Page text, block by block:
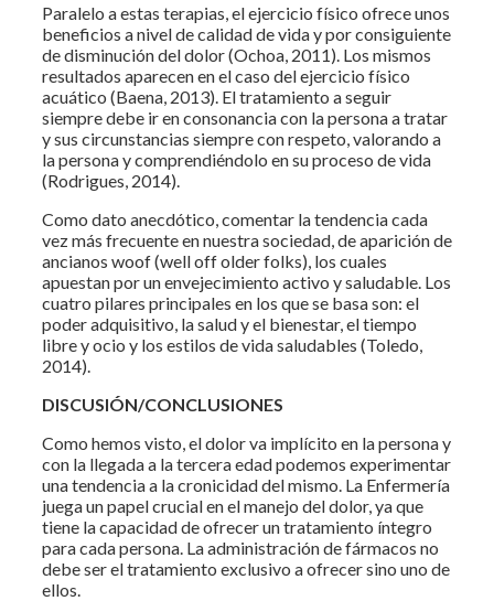
Paralelo a estas terapias, el ejercicio físico ofrece unos
beneficios a nivel de calidad de vida y por consiguiente
de disminución del dolor (Ochoa, 2011). Los mismos
resultados aparecen en el caso del ejercicio físico
acuático (Baena, 2013). El tratamiento a seguir
siempre debe ir en consonancia con la persona a tratar
y sus circunstancias siempre con respeto, valorando a
la persona y comprendiéndolo en su proceso de vida
(Rodrigues, 2014).
Como dato anecdótico, comentar la tendencia cada
vez más frecuente en nuestra sociedad, de aparición de
ancianos woof (well off older folks), los cuales
apuestan por un envejecimiento activo y saludable. Los
cuatro pilares principales en los que se basa son: el
poder adquisitivo, la salud y el bienestar, el tiempo
libre y ocio y los estilos de vida saludables (Toledo,
2014).
DISCUSIÓN/CONCLUSIONES
Como hemos visto, el dolor va implícito en la persona y
con la llegada a la tercera edad podemos experimentar
una tendencia a la cronicidad del mismo. La Enfermería
juega un papel crucial en el manejo del dolor, ya que
tiene la capacidad de ofrecer un tratamiento íntegro
para cada persona. La administración de fármacos no
debe ser el tratamiento exclusivo a ofrecer sino uno de
ellos.